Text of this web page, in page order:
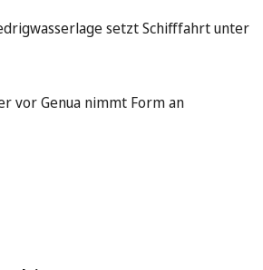
setzt Schifffahrt unter
vor Genua nimmt Form an